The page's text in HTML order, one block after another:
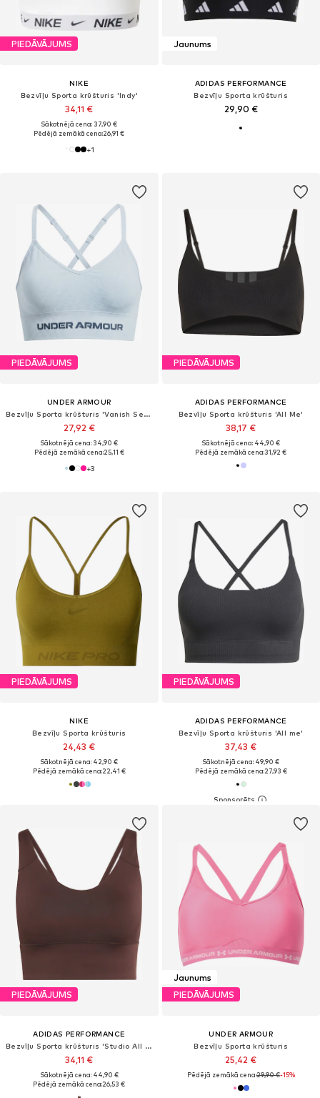
PIEDĀVĀJUMS
NIKE
Bezvīļu Sporta krūšturis 'Indy'
34,11 €
Sākotnējā cena: 37,90 €
Pēdējā zemākā cena:26,91 €
+1
Jaunums
ADIDAS PERFORMANCE
Bezvīļu Sporta krūšturis
29,90 €
PIEDĀVĀJUMS
UNDER ARMOUR
Bezvīļu Sporta krūšturis 'Vanish Seamless'
27,92 €
Sākotnējā cena: 34,90 €
Pēdējā zemākā cena:25,11 €
+3
PIEDĀVĀJUMS
ADIDAS PERFORMANCE
Bezvīļu Sporta krūšturis 'All Me'
38,17 €
Sākotnējā cena: 44,90 €
Pēdējā zemākā cena:31,92 €
PIEDĀVĀJUMS
NIKE
Bezvīļu Sporta krūšturis
24,43 €
Sākotnējā cena: 42,90 €
Pēdējā zemākā cena:22,41 €
PIEDĀVĀJUMS
ADIDAS PERFORMANCE
Bezvīļu Sporta krūšturis 'All me'
37,43 €
Sākotnējā cena: 49,90 €
Pēdējā zemākā cena:27,93 €
PIEDĀVĀJUMS
ADIDAS PERFORMANCE
Bezvīļu Sporta krūšturis 'Studio All Me'
34,11 €
Sākotnējā cena: 44,90 €
Pēdējā zemākā cena:26,53 €
Jaunums
PIEDĀVĀJUMS
UNDER ARMOUR
Bezvīļu Sporta krūšturis
25,42 €
Pēdējā zemākā cena:29,90 €-15%